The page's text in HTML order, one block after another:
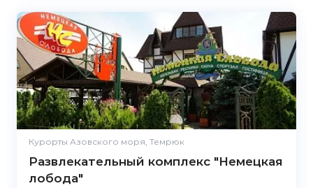
Курорты Азовского моря, Темрюк
Развлекательный комплекс "Немецкая
лобода"